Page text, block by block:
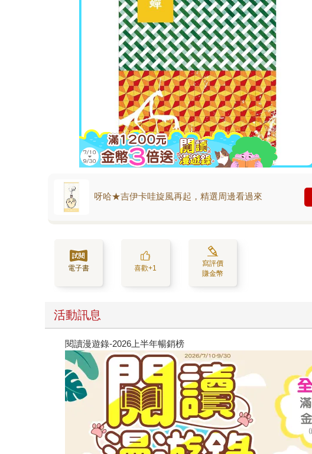
呀哈★吉伊卡哇旋風再起，精選周邊看過來
電子書 喜歡+1
寫評價
賺金幣
活動訊息
閱讀漫遊錄-2026上半年暢銷榜